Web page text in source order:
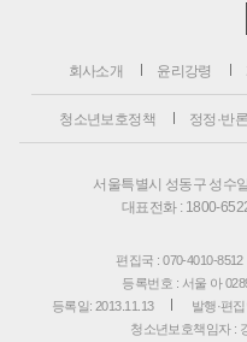
회사소개 윤리강령
청소년보호정책 정정·반
서울특별시 성동구 성수
대표전화 : 1800-
편집국 : 070-4010-8512
등록번호 : 서울 아
등록일: 2013.11.13
발행·편
청소년보호책임자 :